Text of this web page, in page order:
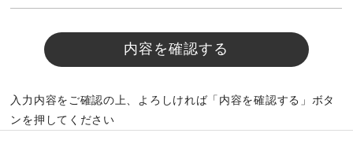
入力内容をご確認の上、よろしければ「内容を確認する」ボタ
ンを押してください